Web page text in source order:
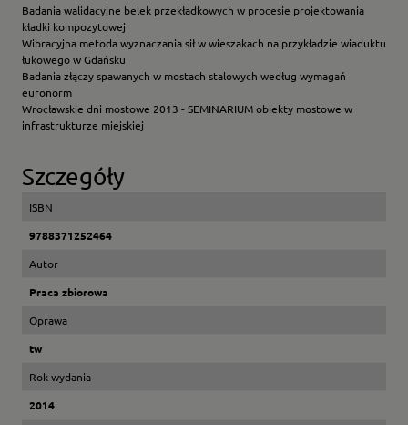
Badania walidacyjne belek przekładkowych w procesie projektowania
kładki kompozytowej
Wibracyjna metoda wyznaczania sił w wieszakach na przykładzie wiaduktu
łukowego w Gdańsku
Badania złączy spawanych w mostach stalowych według wymagań
euronorm
Wrocławskie dni mostowe 2013 - SEMINARIUM obiekty mostowe w
infrastrukturze miejskiej
Szczegóły
ISBN
9788371252464
Autor
Praca zbiorowa
Oprawa
tw
Rok wydania
2014